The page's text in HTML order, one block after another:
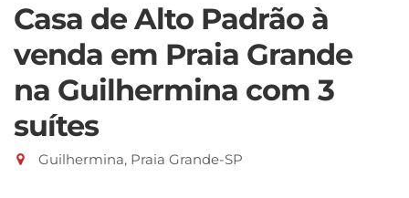
Casa de Alto Padrão à
venda em Praia Grande
na Guilhermina com 3
suítes
Guilhermina, Praia Grande-SP